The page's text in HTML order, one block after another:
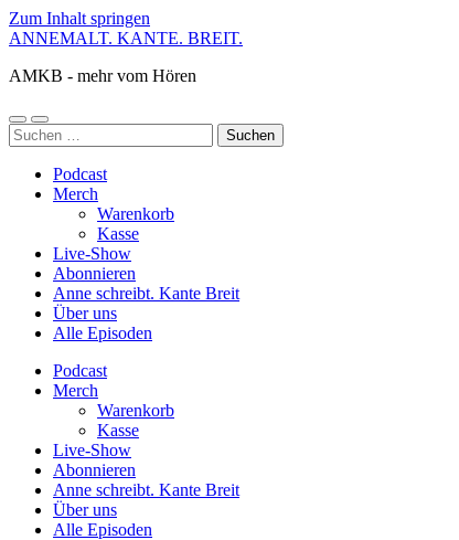
Zum Inhalt springen
ANNEMALT. KANTE. BREIT.
AMKB - mehr vom Hören
Mobile-
Menü
Suchfeld
ein-/ausblenden
Suchen
nach:
Podcast
Merch
Warenkorb
Kasse
Live-Show
Abonnieren
Anne schreibt. Kante Breit
Über uns
Alle Episoden
Podcast
Merch
Warenkorb
Kasse
Live-Show
Abonnieren
Anne schreibt. Kante Breit
Über uns
Alle Episoden